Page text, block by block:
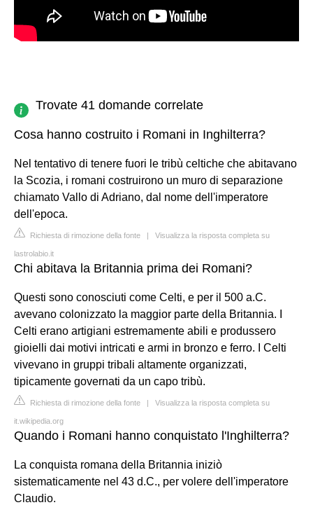
Trovate 41 domande correlate
Cosa hanno costruito i Romani in Inghilterra?
Nel tentativo di tenere fuori le tribù celtiche che abitavano
la Scozia, i romani costruirono un muro di separazione
chiamato Vallo di Adriano, dal nome dell'imperatore
dell'epoca.
Richiesta di rimozione della fonte | Visualizza la risposta completa su
lastrolabio.it
Chi abitava la Britannia prima dei Romani?
Questi sono conosciuti come Celti, e per il 500 a.C.
avevano colonizzato la maggior parte della Britannia. I
Celti erano artigiani estremamente abili e produssero
gioielli dai motivi intricati e armi in bronzo e ferro. I Celti
vivevano in gruppi tribali altamente organizzati,
tipicamente governati da un capo tribù.
Richiesta di rimozione della fonte | Visualizza la risposta completa su
it.wikipedia.org
Quando i Romani hanno conquistato l'Inghilterra?
La conquista romana della Britannia iniziò
sistematicamente nel 43 d.C., per volere dell'imperatore
Claudio.